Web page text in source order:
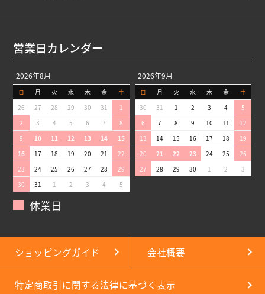
営業日カレンダー
2026年8月
日 月 火 水 木 金
土
26
27 28 29 30 31
1
2
3 4 5 6 7
8
9
10 11 12 13 14
15
16
17 18 19 20 21
22
23
24 25 26 27 28
29
30
31 1 2 3 4 5
2026年9月
日 月 火 水 木 金
土
30
31 1 2 3 4
5
6
7 8 9 10 11
12
13
14 15 16 17 18
19
20
21 22 23 24 25
26
27
28 29 30 1 2 3
休業日
ショッピングガイド 会社概要
特定商取引に関する法律に基づく表示